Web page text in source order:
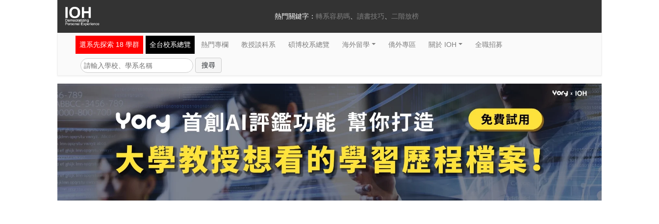
熱門關鍵字： 轉系容易嗎 讀書技巧 二階放榜
選系先探索 18 學群 全台校系總覽 熱門專欄 教授談科系 碩博校系總覽 海外留學 僑外專區 關於 IOH 全職招募